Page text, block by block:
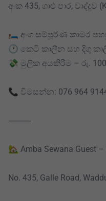
අංක 435, ගාළු පාර,
🛏️ අංග සම්පූර්ණ කාමර
🕐 කෙටි කාලීන සහ දිගු
💸 මුලික අයකිරීම – රු.
📞 විමසන්න: 076 964
⸻
🏡 Amba Sewana Guest –
No. 435, Galle Road,